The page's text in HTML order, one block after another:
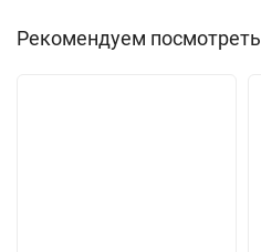
Рекомендуем посмотреть